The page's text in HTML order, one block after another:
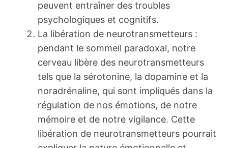
peuvent entraîner des troubles
psychologiques et cognitifs.
La libération de neurotransmetteurs :
pendant le sommeil paradoxal, notre
cerveau libère des neurotransmetteurs
tels que la sérotonine, la dopamine et la
noradrénaline, qui sont impliqués dans la
régulation de nos émotions, de notre
mémoire et de notre vigilance. Cette
libération de neurotransmetteurs pourrait